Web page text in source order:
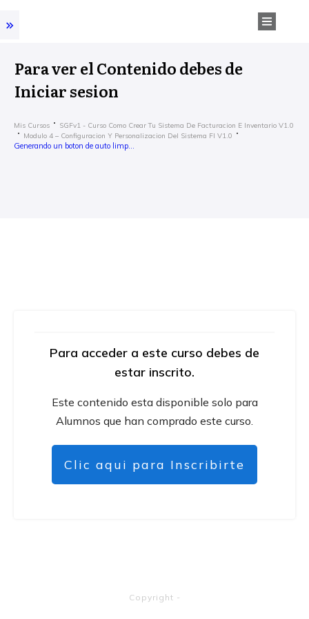
Para ver el Contenido debes de
Iniciar sesion
Mis Cursos
SGFv1 - Curso Como Crear Tu Sistema De Facturacion E Inventario V1.0
Modulo 4 – Configuracion Y Personalizacion Del Sistema FI V1.0
Para acceder a este curso debes de
estar inscrito.
Este contenido esta disponible solo para
Alumnos que han comprado este curso.
Clic aqui para Inscribirte
Copyright -